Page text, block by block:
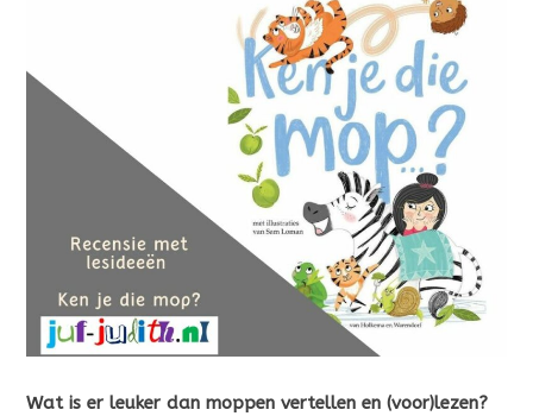
Wat is er leuker dan moppen vertellen en (voor)lezen?